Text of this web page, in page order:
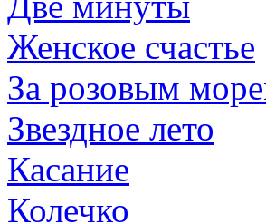
Женское счастье
За розовым
Звездное лето
Касание
Колечко